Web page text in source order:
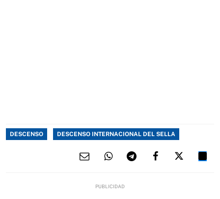
DESCENSO DESCENSO INTERNACIONAL DEL SELLA